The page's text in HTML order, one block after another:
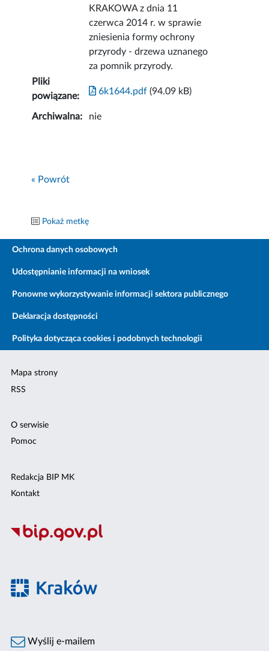
KRAKOWA z dnia 11
czerwca 2014 r. w sprawie
zniesienia formy ochrony
przyrody - drzewa uznanego
za pomnik przyrody.
Pliki
powiązane:
6k1644.pdf (94.09 kB)
Archiwalna: nie
« Powrót
Pokaż metkę
Ochrona danych osobowych
Udostępnianie informacji na wniosek
Ponowne wykorzystywanie informacji sektora publicznego
Deklaracja dostępności
Polityka dotycząca cookies i podobnych technologii
Mapa strony
RSS
O serwisie
Pomoc
Redakcja BIP MK
Kontakt
Wyślij e-mailem